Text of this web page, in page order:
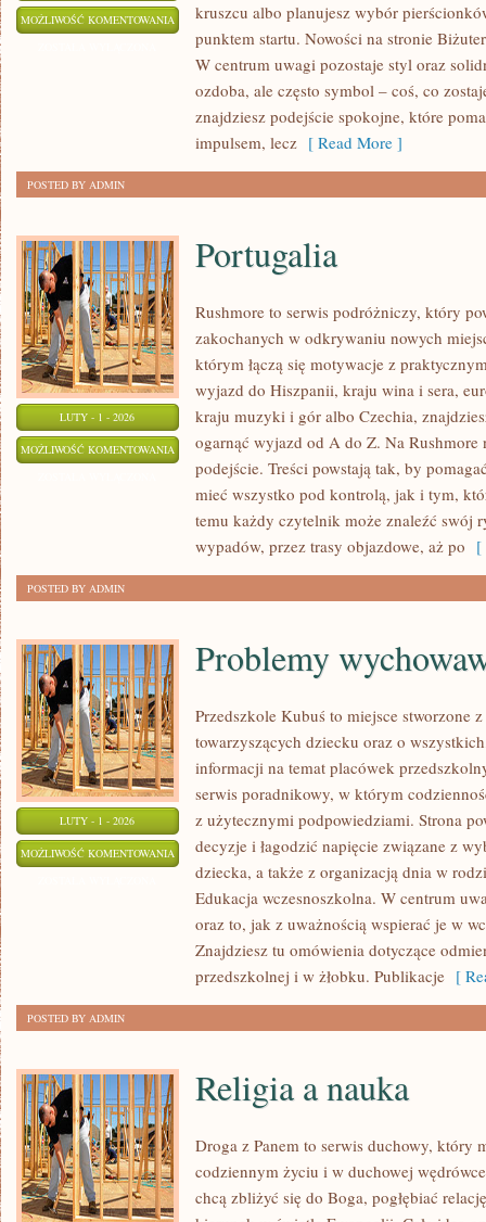
MOŻLIWOŚĆ KOMENTOWANIA TRENDY
BIŻUTERII
kruszcu albo planujesz wybór
punktem startu. Nowości na stronie
W centrum uwagi pozostaje styl oraz
ozdoba, ale często symbol – coś, co
znajdziesz podejście spokojne, które
impulsem, lecz [ Read More ]
POSTED BY ADMIN
LUTY - 1 - 2026
MOŻLIWOŚĆ KOMENTOWANIA PORTUGALIA
Portugalia
Rushmore to serwis podróżniczy, który
zakochanych w odkrywaniu nowych
którym łączą się motywacje z
wyjazd do Hiszpanii, kraju wina i sera,
kraju muzyki i gór albo Czechia,
ogarnąć wyjazd od A do Z. Na Rushmore
podejście. Treści powstają tak, by
mieć wszystko pod kontrolą, jak i tym,
temu każdy czytelnik może znaleźć swój
wypadów, przez trasy objazdowe, aż po [
POSTED BY ADMIN
LUTY - 1 - 2026
MOŻLIWOŚĆ KOMENTOWANIA PROBLEMY
WYCHOWAWCZE
Problemy
Przedszkole Kubuś to miejsce stworzone
towarzyszących dziecku oraz o
informacji na temat placówek
serwis poradnikowy, w którym
z użytecznymi podpowiedziami. Strona
decyzje i łagodzić napięcie związane z
dziecka, a także z organizacją dnia w
Edukacja wczesnoszkolna. W centrum
oraz to, jak z uważnością wspierać je w
Znajdziesz tu omówienia dotyczące
przedszkolnej i w żłobku. Publikacje [
POSTED BY ADMIN
Religia a nauka
Droga z Panem to serwis duchowy, który
codziennym życiu i w duchowej
chcą zbliżyć się do Boga, pogłębiać